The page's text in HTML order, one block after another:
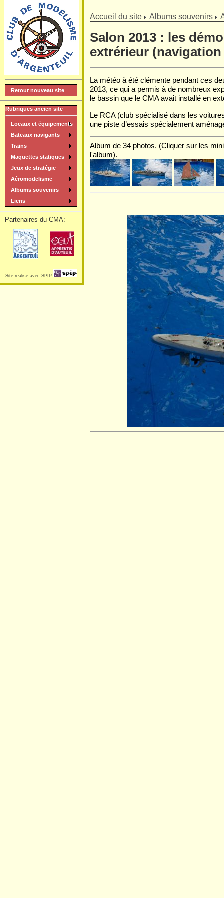
] Accueil du site Albums souvenirs
Salon 2013 : les
extrérieur
La météo à été clémente pendant ces
2013, ce qui a permis à de nombreux
le bassin que le CMA avait installé en
Le RCA (club spécialisé dans les
une piste d’essais spécialement
Album de 34 photos. (Cliquer sur les
l'album).
Retour nouveau site
Rubriques ancien site
Locaux et équipements
Bateaux navigants
Trains
Maquettes statiques
Jeux de stratégie
Aéromodelisme
Albums souvenirs
Liens
Partenaires du CMA:
Site realise avec SPIP